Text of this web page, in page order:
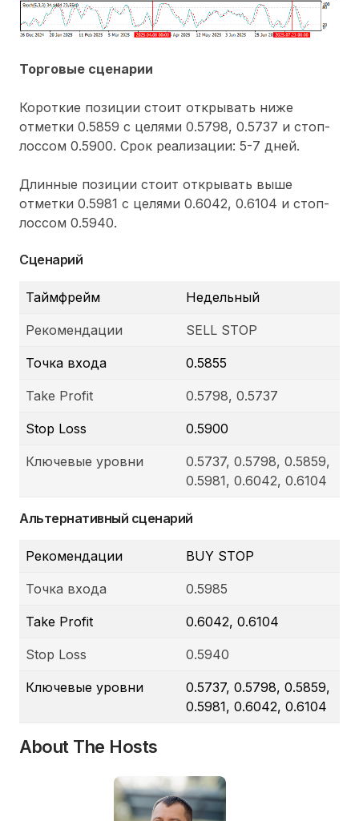
Торговые сценарии
Короткие позиции стоит открывать ниже
отметки 0.5859 с целями 0.5798, 0.5737 и стоп-
лоссом 0.5900. Срок реализации: 5-7 дней.
Длинные позиции стоит открывать выше
отметки 0.5981 с целями 0.6042, 0.6104 и стоп-
лоссом 0.5940.
Сценарий
Таймфрейм Недельный
Рекомендации SELL STOP
Точка входа 0.5855
Take Profit 0.5798, 0.5737
Stop Loss 0.5900
Ключевые уровни
0.5737, 0.5798, 0.5859,
0.5981, 0.6042, 0.6104
Альтернативный сценарий
Рекомендации BUY STOP
Точка входа 0.5985
Take Profit 0.6042, 0.6104
Stop Loss 0.5940
Ключевые уровни
0.5737, 0.5798, 0.5859,
0.5981, 0.6042, 0.6104
About The Hosts